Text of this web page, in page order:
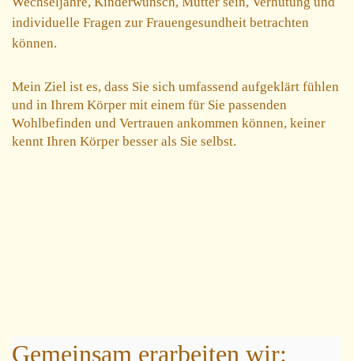
individuelle Fragen zur Frauengesundheit betrachten
können.
Mein Ziel ist es, dass Sie sich umfassend aufgeklärt fühlen
und in Ihrem Körper mit einem für Sie passenden
Wohlbefinden und Vertrauen ankommen können, keiner
kennt Ihren Körper besser als Sie selbst.
Gemeinsam erarbeiten wir: